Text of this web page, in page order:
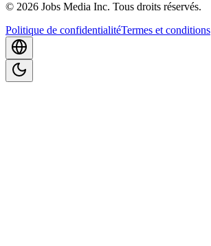
© 2026 Jobs Media Inc. Tous droits réservés.
Politique de confidentialitéTermes et conditions